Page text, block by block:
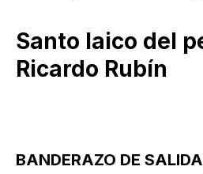
Santo laico del
Ricardo Rubín
BANDERAZO DE